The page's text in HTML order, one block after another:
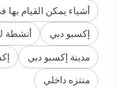
أشياء يمكن القيام بها
إكسبو دبي
أنشطة
مدينة إكسبو دبي
منتزه داخلي